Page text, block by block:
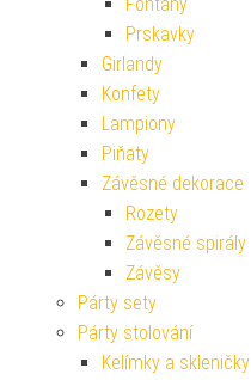
Prskavky
Girlandy
Konfety
Lampiony
Piňaty
Závěsné dekorace
Rozety
Závěsné spirály
Závěsy
Párty sety
Párty stolování
Kelímky a skleničky